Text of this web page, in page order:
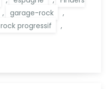
, garage-rock
,
rock progressif
,